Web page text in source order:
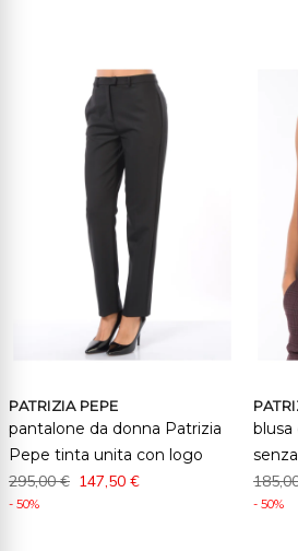
PATRIZIA PEPE
pantalone da donna Patrizia
Pepe tinta unita con logo
295,00 € 147,50 €
- 50%
blusa
- 50%